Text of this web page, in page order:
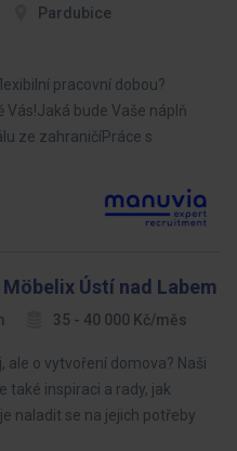
Pardubice
pracovní dobou?
Vás!Jaká bude Vaše náplň
ze zahraničíPráce s
Ústí nad Labem
35 - 40 000 Kč/měs
ale o vytvoření domova? Naši
také inspiraci a rady, jak
naladit se na jejich potřeby